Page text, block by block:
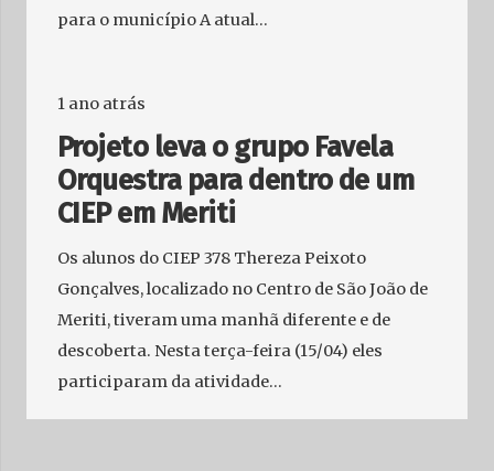
para o município A atual…
1 ano atrás
Projeto leva o grupo Favela
Orquestra para dentro de um
CIEP em Meriti
Os alunos do CIEP 378 Thereza Peixoto
Gonçalves, localizado no Centro de São João de
Meriti, tiveram uma manhã diferente e de
descoberta. Nesta terça-feira (15/04) eles
participaram da atividade…